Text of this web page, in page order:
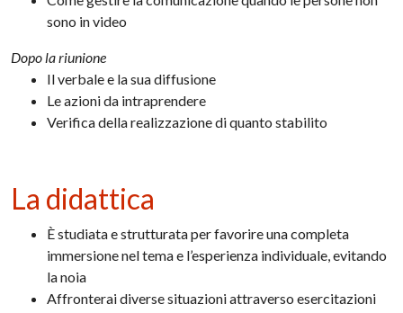
sono in video
Dopo la riunione
Il verbale e la sua diffusione
Le azioni da intraprendere
Verifica della realizzazione di quanto stabilito
La didattica
È studiata e strutturata per favorire una completa
immersione nel tema e l’esperienza individuale, evitando
la noia
Affronterai diverse situazioni attraverso esercitazioni